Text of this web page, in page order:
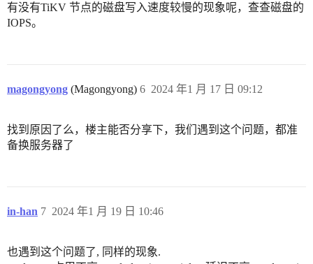
有没有TiKV 节点的磁盘写入速度较慢的现象呢，查查磁盘的
IOPS。
magongyong (Magongyong) 2024 年1 月 17 日 09:12
6
找到原因了么，楼主能否分享下，我们遇到这个问题，都准
备换服务器了
in-han 2024 年1 月 19 日 10:46
7
也遇到这个问题了, 同样的现象.